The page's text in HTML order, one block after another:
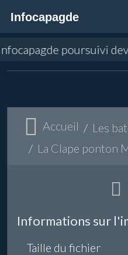
Infocapagde
poursuivi
Accueil
Les
La Clape ponton
Informations sur
Taille du fichier